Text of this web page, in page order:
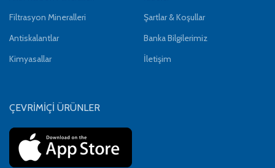
Filtrasyon Mineralleri
Antiskalantlar
Kimyasallar
Şartlar & Koşullar
Banka Bilgilerimiz
İletişim
ÇEVRİMİÇİ ÜRÜNLER